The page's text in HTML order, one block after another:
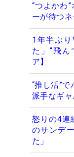
“つよかわ
ーが待つ
1年半ぶ
た」“飛
ア】
“推し活”
派手なギ
怒りの4連
のサンデ
た」